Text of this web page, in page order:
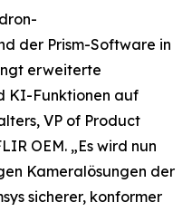
der Prism-Software in
erweiterte
KI-Funktionen auf
VP of Product
OEM. „Es wird nun
Kameralösungen der
sicherer, konformer